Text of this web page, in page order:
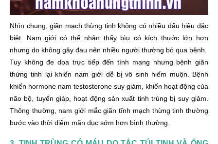
Nhìn chung, giãn mạch thừng tinh không có nhiều dấu hiệu đặc
biệt. Nam giới có thể nhận thấy bìu có kích thước lớn hơn
nhưng do không gây đau nên nhiều người thường bỏ qua bệnh.
Tuy không đe dọa trực tiếp đến tính mạng nhưng bệnh giãn
thừng tinh lại khiến nam giới dễ bị vô sinh hiếm muộn. Bệnh
khiến hormone nam testosterone suy giảm, khiến hoạt động của
não bộ, tuyến giáp, hoạt động sản xuất tinh trùng bị suy giảm.
Thông thường, nam giới mắc giãn tĩnh mạch thừng tinh thường
bước vào thời điểm mãn dục sớm hơn bình thường.